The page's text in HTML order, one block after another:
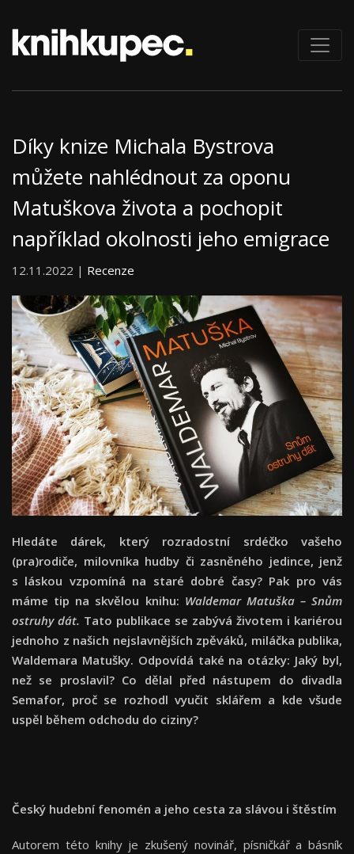
Díky knize Michala Bystrova
můžete nahlédnout za oponu
Matuškova života a pochopit
například okolnosti jeho emigrace
12.11.2022 | Recenze
Hledáte dárek, který rozradostní srdéčko vašeho
(pra)rodiče, milovníka hudby či zasněného jedince, jenž
s láskou vzpomíná na staré dobré časy? Pak pro vás
máme tip na skvělou knihu: Waldemar Matuška – Snům
ostruhy dát. Tato publikace se zabývá životem i kariérou
jednoho z našich nejslavnějších zpěváků, miláčka publika,
Waldemara Matušky. Odpovídá také na otázky: Jaký byl,
než se proslavil? Co dělal před nástupem do divadla
Semafor, proč se rozhodl vyučit sklářem a kde všude
uspěl během odchodu do ciziny?
Český hudební fenomén a jeho cesta za slávou i štěstím
Autorem této knihy je zkušený novinář, písničkář a básník